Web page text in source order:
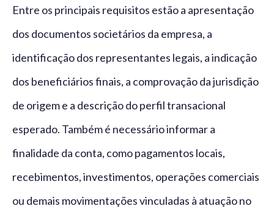
Entre os principais requisitos estão a apresentação
dos documentos societários da empresa, a
identificação dos representantes legais, a indicação
dos beneficiários finais, a comprovação da jurisdição
de origem e a descrição do perfil transacional
esperado. Também é necessário informar a
finalidade da conta, como pagamentos locais,
recebimentos, investimentos, operações comerciais
ou demais movimentações vinculadas à atuação no